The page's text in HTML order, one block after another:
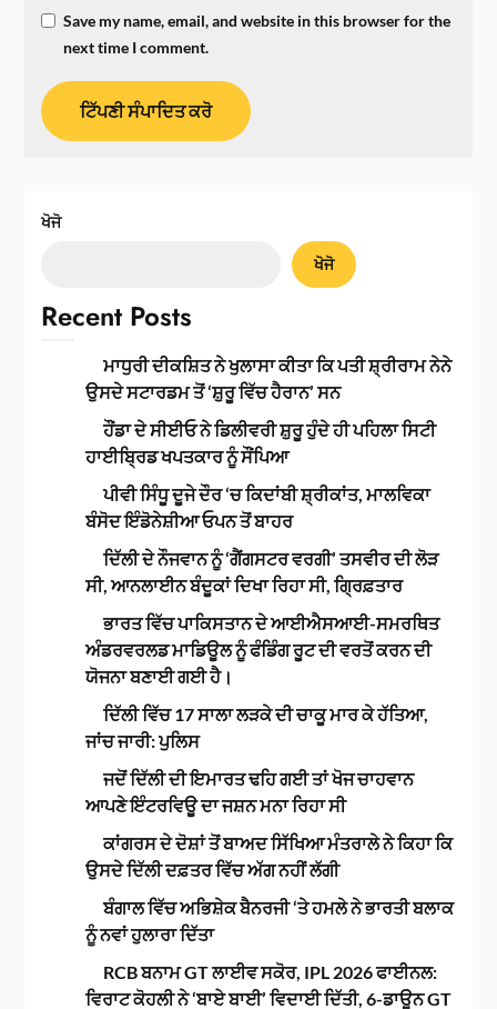
Save my name, email, and website in this browser for the
next time I comment.
ਖੋਜੋ
ਖੋਜੋ
Recent Posts
ਮਾਧੁਰੀ ਦੀਕਸ਼ਿਤ ਨੇ ਖੁਲਾਸਾ ਕੀਤਾ ਕਿ ਪਤੀ ਸ਼੍ਰੀਰਾਮ ਨੇਨੇ
ਉਸਦੇ ਸਟਾਰਡਮ ਤੋਂ ‘ਸ਼ੁਰੂ ਵਿੱਚ ਹੈਰਾਨ’ ਸਨ
ਹੌਂਡਾ ਦੇ ਸੀਈਓ ਨੇ ਡਿਲੀਵਰੀ ਸ਼ੁਰੂ ਹੁੰਦੇ ਹੀ ਪਹਿਲਾ ਸਿਟੀ
ਹਾਈਬ੍ਰਿਡ ਖਪਤਕਾਰ ਨੂੰ ਸੌਂਪਿਆ
ਪੀਵੀ ਸਿੰਧੂ ਦੂਜੇ ਦੌਰ ‘ਚ ਕਿਦਾਂਬੀ ਸ਼੍ਰੀਕਾਂਤ, ਮਾਲਵਿਕਾ
ਬੰਸੋਦ ਇੰਡੋਨੇਸ਼ੀਆ ਓਪਨ ਤੋਂ ਬਾਹਰ
ਦਿੱਲੀ ਦੇ ਨੌਜਵਾਨ ਨੂੰ ‘ਗੈਂਗਸਟਰ ਵਰਗੀ’ ਤਸਵੀਰ ਦੀ ਲੋੜ
ਸੀ, ਆਨਲਾਈਨ ਬੰਦੂਕਾਂ ਦਿਖਾ ਰਿਹਾ ਸੀ, ਗ੍ਰਿਫ਼ਤਾਰ
ਭਾਰਤ ਵਿੱਚ ਪਾਕਿਸਤਾਨ ਦੇ ਆਈਐਸਆਈ-ਸਮਰਥਿਤ
ਅੰਡਰਵਰਲਡ ਮਾਡਿਊਲ ਨੂੰ ਫੰਡਿੰਗ ਰੂਟ ਦੀ ਵਰਤੋਂ ਕਰਨ ਦੀ
ਯੋਜਨਾ ਬਣਾਈ ਗਈ ਹੈ।
ਦਿੱਲੀ ਵਿੱਚ 17 ਸਾਲਾ ਲੜਕੇ ਦੀ ਚਾਕੂ ਮਾਰ ਕੇ ਹੱਤਿਆ,
ਜਾਂਚ ਜਾਰੀ: ਪੁਲਿਸ
ਜਦੋਂ ਦਿੱਲੀ ਦੀ ਇਮਾਰਤ ਢਹਿ ਗਈ ਤਾਂ ਖੋਜ ਚਾਹਵਾਨ
ਆਪਣੇ ਇੰਟਰਵਿਊ ਦਾ ਜਸ਼ਨ ਮਨਾ ਰਿਹਾ ਸੀ
ਕਾਂਗਰਸ ਦੇ ਦੋਸ਼ਾਂ ਤੋਂ ਬਾਅਦ ਸਿੱਖਿਆ ਮੰਤਰਾਲੇ ਨੇ ਕਿਹਾ ਕਿ
ਉਸਦੇ ਦਿੱਲੀ ਦਫ਼ਤਰ ਵਿੱਚ ਅੱਗ ਨਹੀਂ ਲੱਗੀ
ਬੰਗਾਲ ਵਿੱਚ ਅਭਿਸ਼ੇਕ ਬੈਨਰਜੀ ‘ਤੇ ਹਮਲੇ ਨੇ ਭਾਰਤੀ ਬਲਾਕ
ਨੂੰ ਨਵਾਂ ਹੁਲਾਰਾ ਦਿੱਤਾ
RCB ਬਨਾਮ GT ਲਾਈਵ ਸਕੋਰ, IPL 2026 ਫਾਈਨਲ:
ਵਿਰਾਟ ਕੋਹਲੀ ਨੇ ‘ਬਾਏ ਬਾਈ’ ਵਿਦਾਈ ਦਿੱਤੀ, 6-ਡਾਊਨ GT